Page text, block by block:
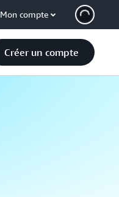
Mon compte
Créer un compte